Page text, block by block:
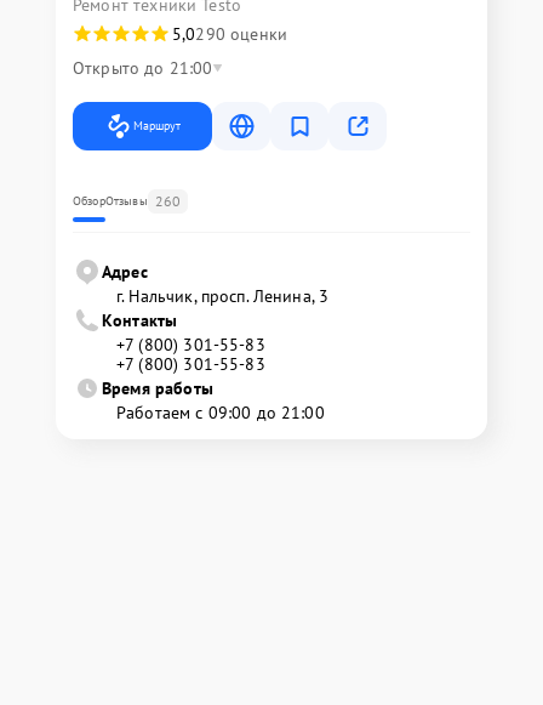
Ремонт техники Testo
5,0290 оценки
Открыто до 21:00
Маршрут
ОбзорОтзывы 260
Адрес
г. Нальчик, просп. Ленина, 3
Контакты
+7 (800) 301-55-83
+7 (800) 301-55-83
Время работы
Работаем с 09:00 до 21:00